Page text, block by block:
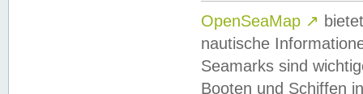
OpenSeaMap ↗
nautische
Seamarks sind
Booten und Schiffen